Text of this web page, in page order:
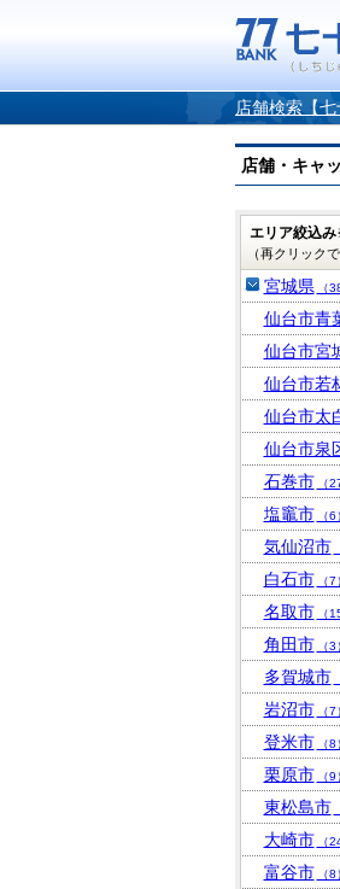
店舗検索【
店舗・キャ
エリア絞込み
（再クリック
宮城県 （
仙台市青
仙台市宮
仙台市若
仙台市太
仙台市泉
石巻市 （
塩竈市 （6）
気仙沼市
白石市 （7）
名取市 （
角田市 （3）
多賀城市
岩沼市 （7）
登米市 （8）
栗原市 （9）
東松島市
大崎市 （
富谷市 （8）